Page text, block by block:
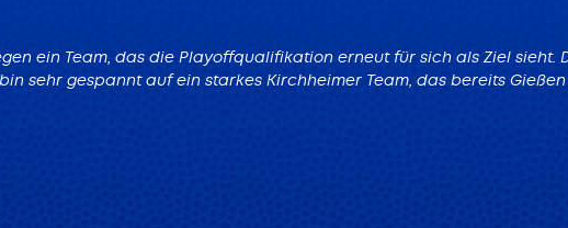
ein Team, das die Playoffqualifikation erneut für sich als Ziel sieht.
sehr gespannt auf ein starkes Kirchheimer Team, das bereits